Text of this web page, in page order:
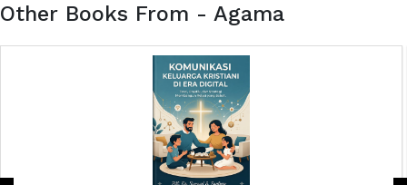
Other Books From - Agama